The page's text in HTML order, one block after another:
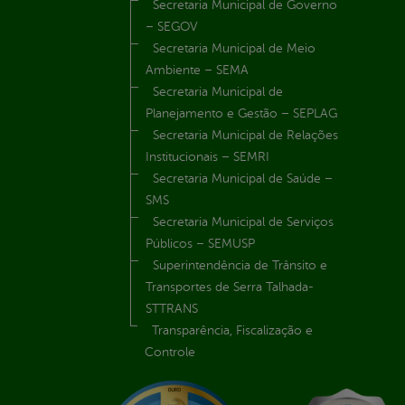
Secretaria Municipal de Governo
– SEGOV
Secretaria Municipal de Meio
Ambiente – SEMA
Secretaria Municipal de
Planejamento e Gestão – SEPLAG
Secretaria Municipal de Relações
Institucionais – SEMRI
Secretaria Municipal de Saúde –
SMS
Secretaria Municipal de Serviços
Públicos – SEMUSP
Superintendência de Trânsito e
Transportes de Serra Talhada-
STTRANS
Transparência, Fiscalização e
Controle